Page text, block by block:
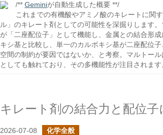
/** Geminiが自動生成した概要 **/
これまでの有機酸やアミノ酸のキレートに関
ル」のキレート剤としての可能性を深掘りします
が「二座配位子」として機能し、金属との結合形
キシ基と比較し、単一のカルボキシ基が二座配位
空間の制約が要因ではないか、と考察。マルトー
としても触れており、その多機能性が注目されます
キレート剤の結合力と配位子
2026-07-08 化学全般